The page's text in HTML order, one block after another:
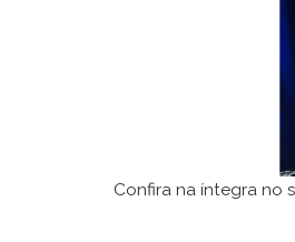
Confira na íntegra no